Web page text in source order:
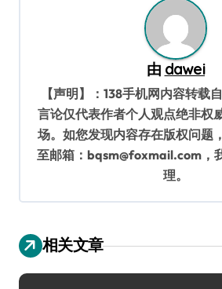
由 dawei
【声明】：138手机网内容转载
言论仅代表作者个人观点绝非权
场。如您发现内容存在版权问题
至邮箱：bqsm@foxmail.com，
理。
相关文章